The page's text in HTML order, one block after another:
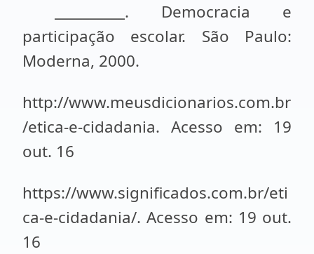
__________. Democracia e
participação escolar. São Paulo:
Moderna, 2000.
http://www.meusdicionarios.com.br
/etica-e-cidadania. Acesso em: 19
out. 16
https://www.significados.com.br/eti
ca-e-cidadania/. Acesso em: 19 out.
16